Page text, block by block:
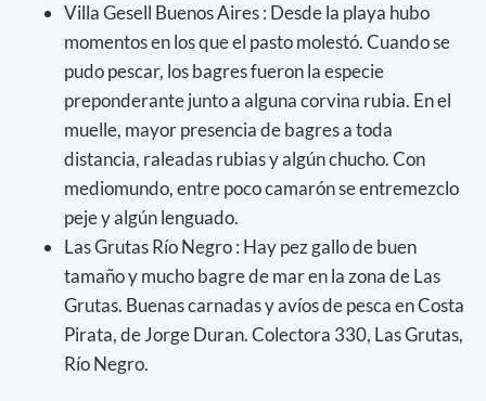
Villa Gesell Buenos Aires : Desde la playa hubo
momentos en los que el pasto molestó. Cuando se
pudo pescar, los bagres fueron la especie
preponderante junto a alguna corvina rubia. En el
muelle, mayor presencia de bagres a toda
distancia, raleadas rubias y algún chucho. Con
mediomundo, entre poco camarón se entremezclo
peje y algún lenguado.
Las Grutas Río Negro : Hay pez gallo de buen
tamaño y mucho bagre de mar en la zona de Las
Grutas. Buenas carnadas y avíos de pesca en Costa
Pirata, de Jorge Duran. Colectora 330, Las Grutas,
Río Negro.